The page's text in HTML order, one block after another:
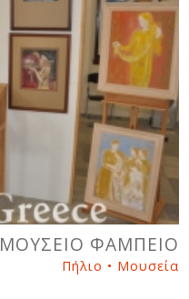
ΜΟΥΣΕΙΟ ΦΑΜΠΕΙΟ
Πήλιο • Μουσεία